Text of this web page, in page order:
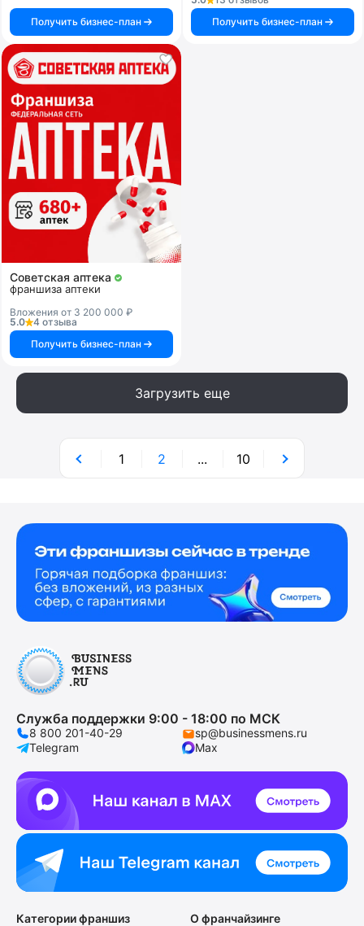
Получить бизнес-план
Получить бизнес-план
Советская аптека
франшиза аптеки
Вложения от 3 200 000 ₽
5.0
4 отзыва
Получить бизнес-план
Загрузить еще
1 2 ... 10
Служба поддержки 9:00 - 18:00 по МСК
8 800 201-40-29
sp@businessmens.ru
Telegram
Max
Категории франшиз
О франчайзинге